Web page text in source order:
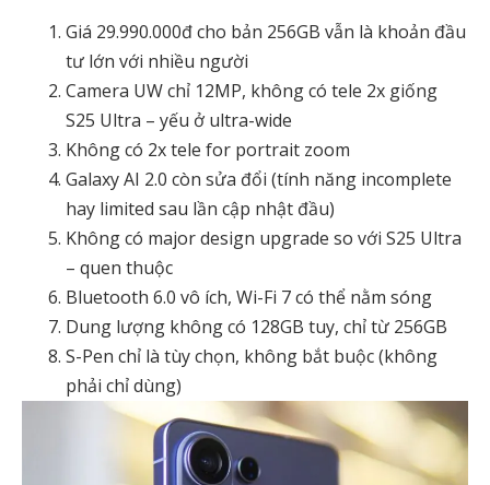
Giá 29.990.000đ cho bản 256GB vẫn là khoản đầu
tư lớn với nhiều người
Camera UW chỉ 12MP, không có tele 2x giống
S25 Ultra – yếu ở ultra-wide
Không có 2x tele for portrait zoom
Galaxy AI 2.0 còn sửa đổi (tính năng incomplete
hay limited sau lần cập nhật đầu)
Không có major design upgrade so với S25 Ultra
– quen thuộc
Bluetooth 6.0 vô ích, Wi-Fi 7 có thể nằm sóng
Dung lượng không có 128GB tuy, chỉ từ 256GB
S-Pen chỉ là tùy chọn, không bắt buộc (không
phải chỉ dùng)